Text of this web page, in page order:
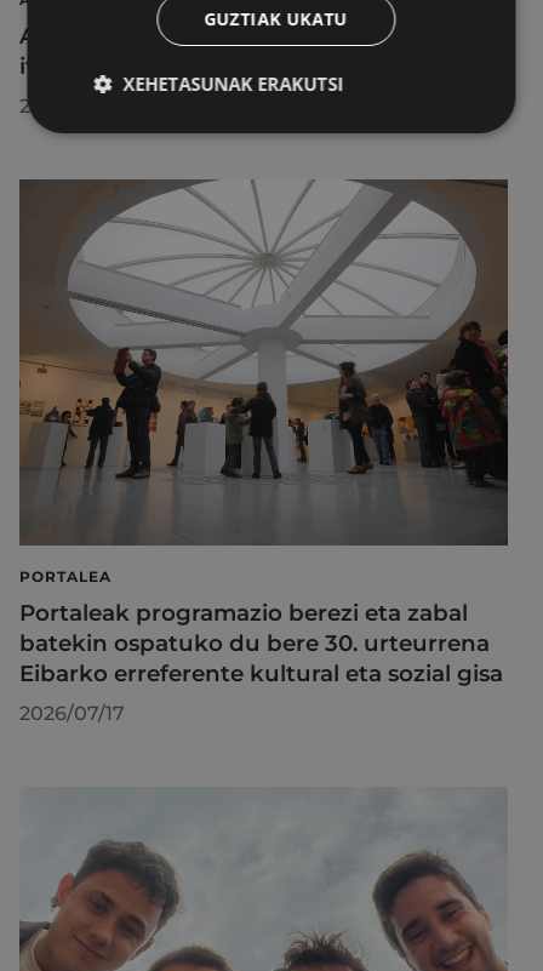
Aire libreko abuztuko zinema Untzagara
itzuliko da lau proiekziorekin
2026/07/22
PORTALEA
Portaleak programazio berezi eta zabal
batekin ospatuko du bere 30. urteurrena
Eibarko erreferente kultural eta sozial gisa
2026/07/17
GUZTIAK UKATU
XEHETASUNAK ERAKUTSI